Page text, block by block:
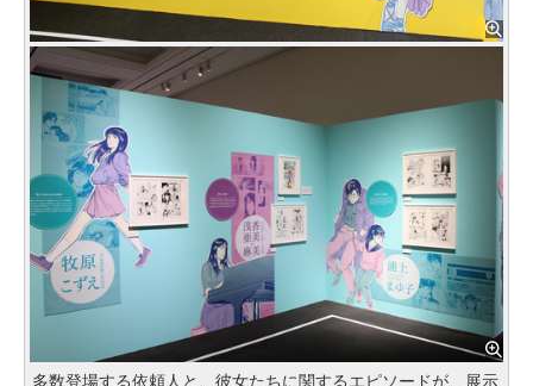
多数登場する依頼人と、彼女たちに関するエピソードが、展示